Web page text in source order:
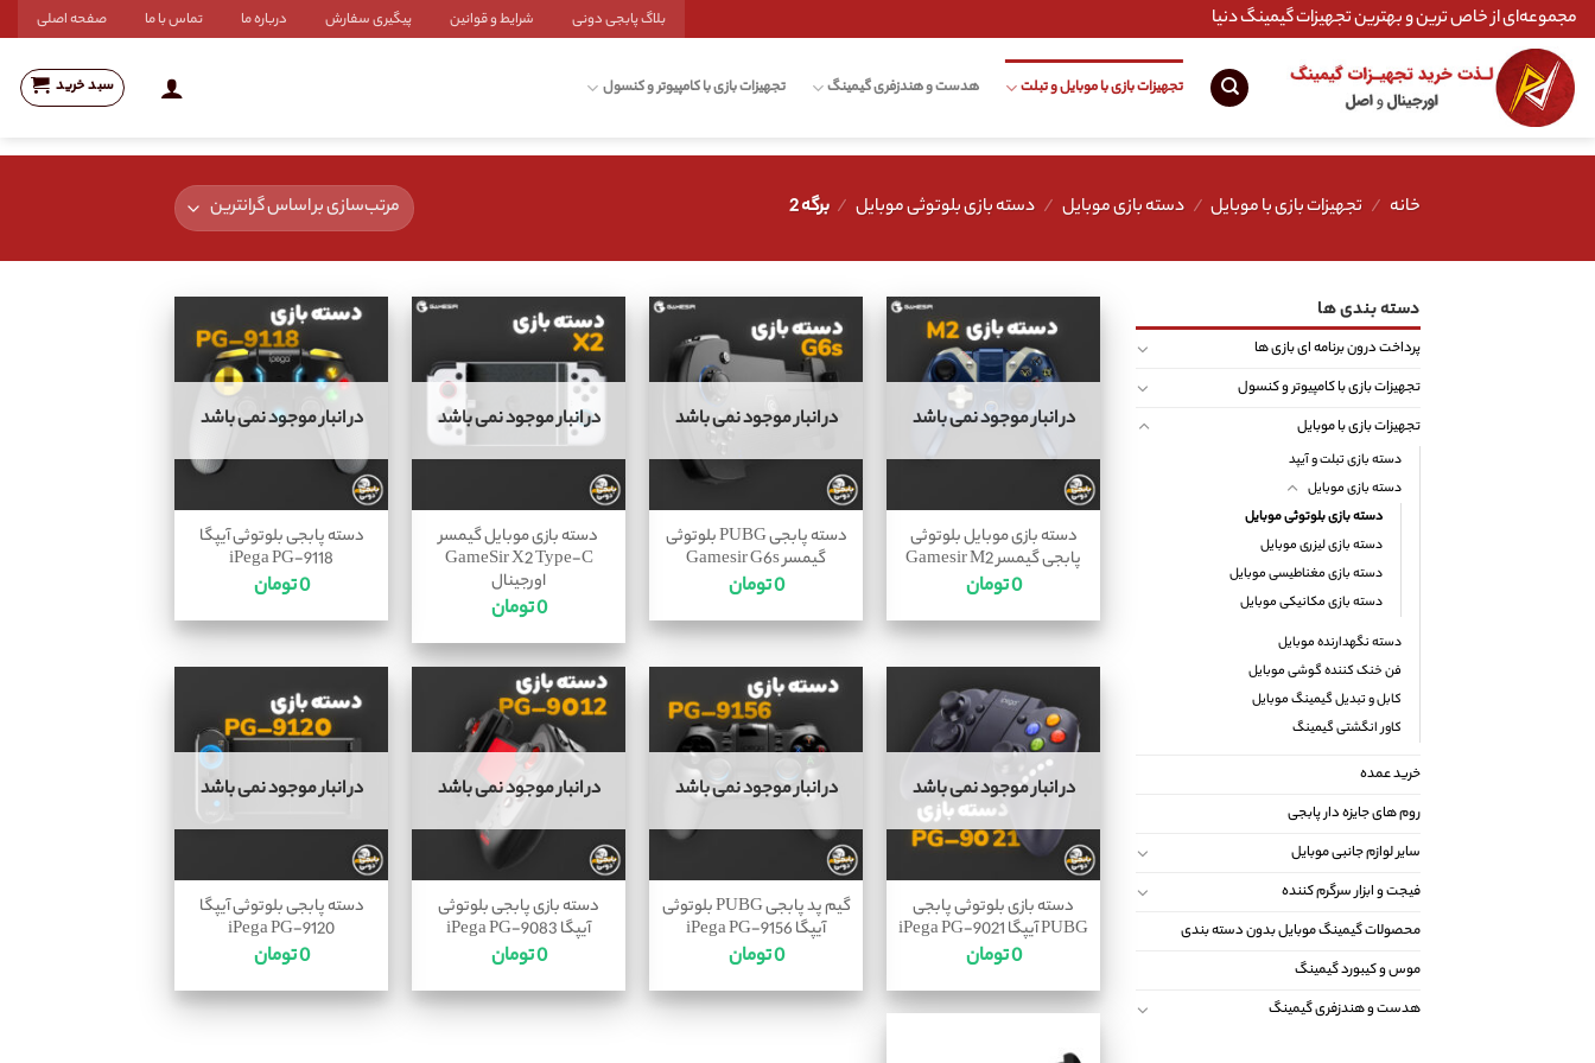
Skip
to
content
مجموعه‌ای از خاص ترین و بهترین تجهیزات گیمینگ دنیا بلاگ پابجی دونی شرایط و قوانین پیگیری سفارش درباره ما تماس با ما صفحه اصلی
تجهیزات بازی با موبایل و تبلت هدست و هندزفری گیمینگ تجهیزات بازی با کامپیوتر و کنسول سبد خرید
خانه / تجهیزات بازی با موبایل / دسته بازی موبایل / دسته بازی بلوتوثی موبایل / برگه 2
دسته بندی ها
پرداخت درون برنامه ای بازی ها
تجهیزات بازی با کامپیوتر و کنسول
تجهیزات بازی با موبایل
دسته بازی تبلت و آیپد
دسته بازی موبایل
دسته بازی بلوتوثی موبایل
دسته بازی لیزری موبایل
دسته بازی مغناطیسی موبایل
دسته بازی مکانیکی موبایل
دسته نگهدارنده موبایل
فن خنک کننده گوشی موبایل
کابل و تبدیل گیمینگ موبایل
کاور انگشتی گیمینگ
خرید عمده
روم های جایزه دار پابجی
سایر لوازم جانبی موبایل
فیجت و ابزار سرگرم کننده
محصولات گیمینگ موبایل بدون دسته بندی
موس و کیبورد گیمینگ
هدست و هندزفری گیمینگ
در انبار موجود نمی باشد
دسته بازی موبایل بلوتوثی
پابجی گیمسر Gamesir M2
0تومان
در انبار موجود نمی باشد
دسته پابجی PUBG بلوتوثی
گیمسر Gamesir G6s
0تومان
در انبار موجود نمی باشد
دسته بازی موبایل گیمسر
GameSir X2 Type-C
اورجینال
0تومان
در انبار موجود نمی باشد
دسته پابجی بلوتوثی آیپگا
iPega PG-9118
0تومان
در انبار موجود نمی باشد
دسته بازی بلوتوثی پابجی
PUBG آیپگا ‌iPega PG-9021
0تومان
در انبار موجود نمی باشد
گیم پد پابجی PUBG بلوتوثی
آیپگا iPega PG-9156
0تومان
در انبار موجود نمی باشد
دسته بازی پابجی بلوتوثی
آیپگا iPega PG-9083
0تومان
در انبار موجود نمی باشد
دسته پابجی بلوتوثی آیپگا
iPega PG-9120
0تومان